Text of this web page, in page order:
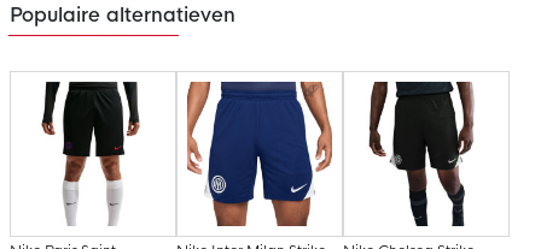
Populaire alternatieven